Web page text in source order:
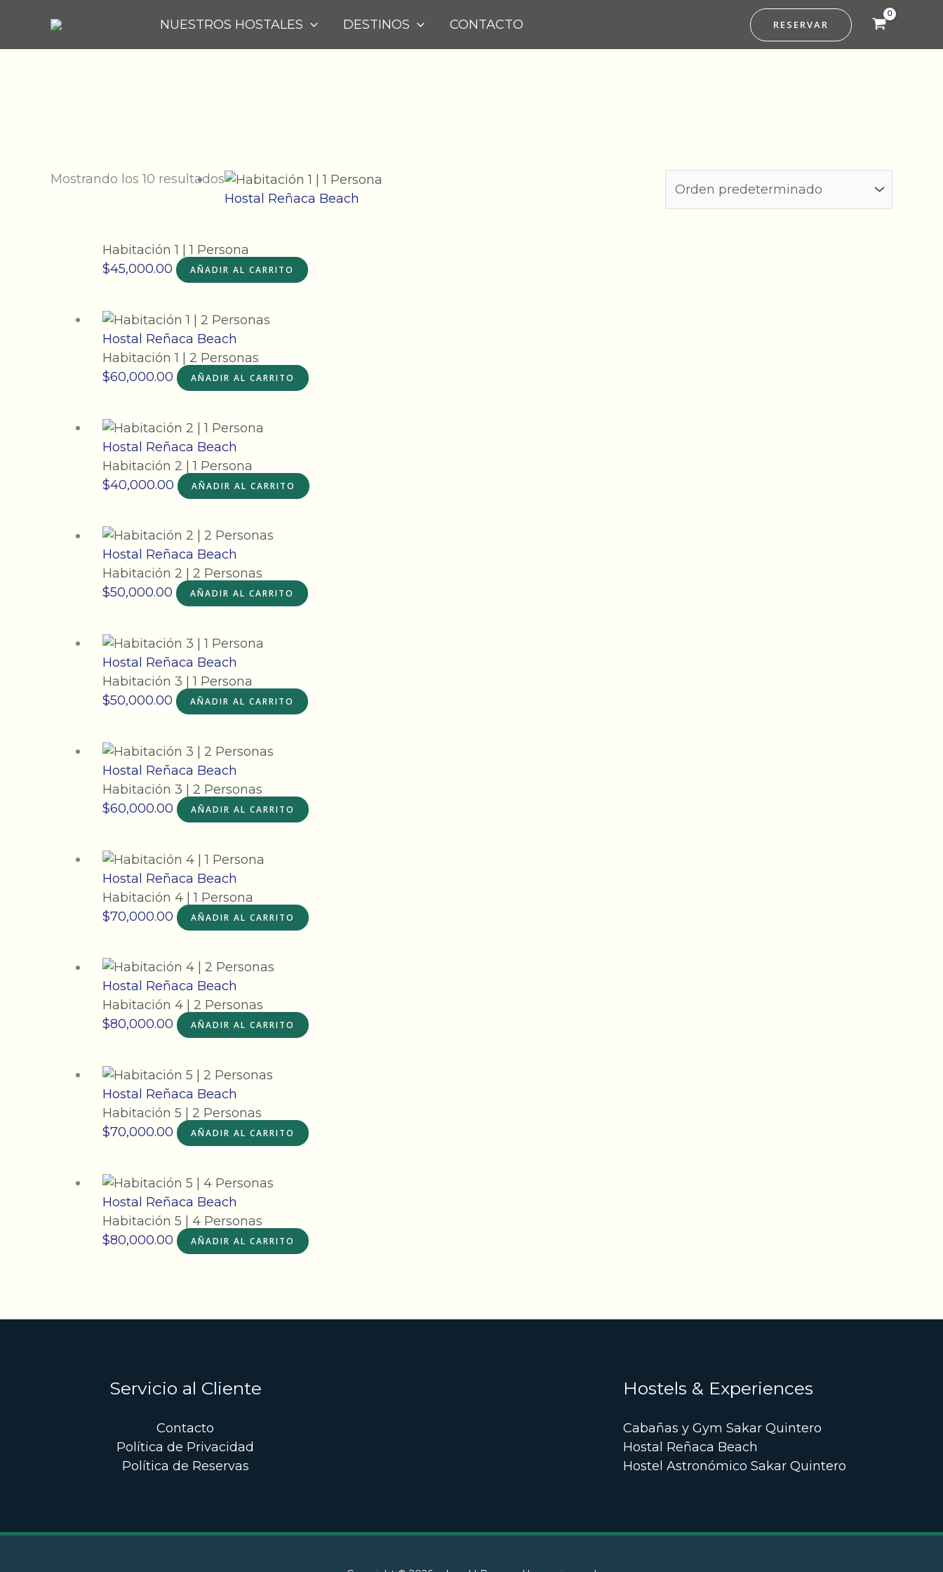
contenido
NUESTROS HOSTALES DESTINOS CONTACTO RESERVAR
Mostrando los 10 resultados
Hostal Reñaca Beach
Habitación 1 | 1 Persona
$45,000.00 AÑADIR AL CARRITO
Hostal Reñaca Beach
Habitación 1 | 2 Personas
$60,000.00 AÑADIR AL CARRITO
Hostal Reñaca Beach
Habitación 2 | 1 Persona
$40,000.00 AÑADIR AL CARRITO
Hostal Reñaca Beach
Habitación 2 | 2 Personas
$50,000.00 AÑADIR AL CARRITO
Hostal Reñaca Beach
Habitación 3 | 1 Persona
$50,000.00 AÑADIR AL CARRITO
Hostal Reñaca Beach
Habitación 3 | 2 Personas
$60,000.00 AÑADIR AL CARRITO
Hostal Reñaca Beach
Habitación 4 | 1 Persona
$70,000.00 AÑADIR AL CARRITO
Hostal Reñaca Beach
Habitación 4 | 2 Personas
$80,000.00 AÑADIR AL CARRITO
Hostal Reñaca Beach
Habitación 5 | 2 Personas
$70,000.00 AÑADIR AL CARRITO
Hostal Reñaca Beach
Habitación 5 | 4 Personas
$80,000.00 AÑADIR AL CARRITO
Servicio al Cliente
Contacto
Política de Privacidad
Política de Reservas
Hostels & Experiences
Cabañas y Gym Sakar Quintero
Hostal Reñaca Beach
Hostel Astronómico Sakar Quintero